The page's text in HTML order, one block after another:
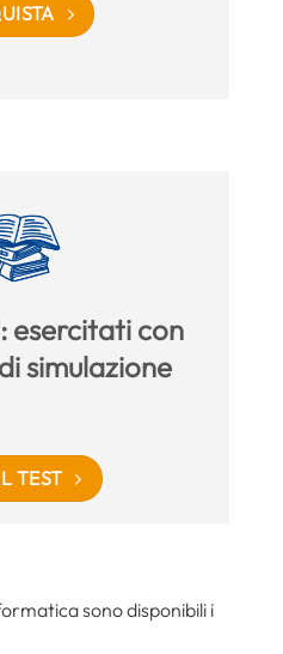
esercitati con
simulazione
TEST
sono disponibili i